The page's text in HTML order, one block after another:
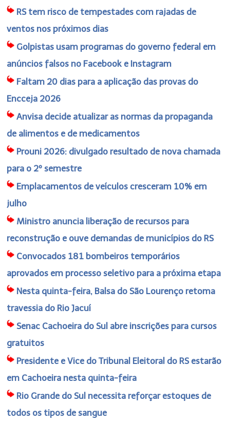
RS tem risco de tempestades com rajadas de
ventos nos próximos dias
Golpistas usam programas do governo federal em
anúncios falsos no Facebook e Instagram
Faltam 20 dias para a aplicação das provas do
Encceja 2026
Anvisa decide atualizar as normas da propaganda
de alimentos e de medicamentos
Prouni 2026: divulgado resultado de nova chamada
para o 2º semestre
Emplacamentos de veículos cresceram 10% em
julho
Ministro anuncia liberação de recursos para
reconstrução e ouve demandas de municípios do RS
Convocados 181 bombeiros temporários
aprovados em processo seletivo para a próxima etapa
Nesta quinta-feira, Balsa do São Lourenço retoma
travessia do Rio Jacuí
Senac Cachoeira do Sul abre inscrições para cursos
gratuitos
Presidente e Vice do Tribunal Eleitoral do RS estarão
em Cachoeira nesta quinta-feira
Rio Grande do Sul necessita reforçar estoques de
todos os tipos de sangue